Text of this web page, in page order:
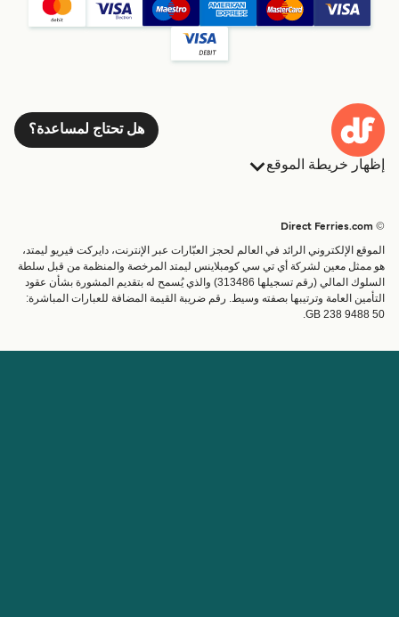
هل تحتاج لمساعدة؟
إظهار خريطة الموقع
البلدان
خدمات الزبائن
الباحث عن الرحلات والموانئ
تذاكر العبّارة
العبارات
شحن
عبارة صغيرة
القطار والعبارة
الموقع الإلكتروني الرائد في العالم لحجز العبّارات عبر الإنترنت، دايركت فيريو ليمتد،
هو ممثل معين لشركة أي تي سي كومبلاينس ليمتد المرخصة والمنظمة من قبل سلطة
السلوك المالي (رقم تسجيلها 313486) والذي يُسمح له بتقديم المشورة بشأن عقود
التأمين العامة وترتيبها بصفته وسيط. رقم ضريبة القيمة المضافة للعبارات المباشرة:
GB 238 9488 50.